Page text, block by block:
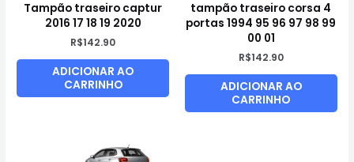
Tampão traseiro captur
2016 17 18 19 2020
R$142.90
ADICIONAR AO
CARRINHO
tampão traseiro corsa 4
portas 1994 95 96 97 98 99
00 01
R$142.90
ADICIONAR AO
CARRINHO